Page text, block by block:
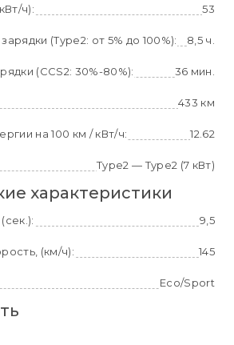
ч): 53
(Type2: от 5% до 100%): 8,5 ч.
(CCS2: 30%-80%): 36 мин.
433 км
на 100 км / кВт/ч: 12.62
Type2 — Type2 (7 кВт)
характеристики
9,5
(км/ч): 145
Eco/Sport